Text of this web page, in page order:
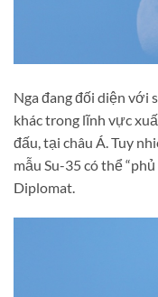
Nga đang đối diện với
khác trong lĩnh vực
đấu, tại châu Á. Tuy
mẫu Su-35 có thể
Diplomat.